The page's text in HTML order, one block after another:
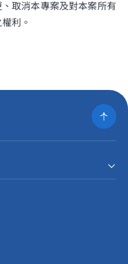
取消本專案及對本案所有
利。